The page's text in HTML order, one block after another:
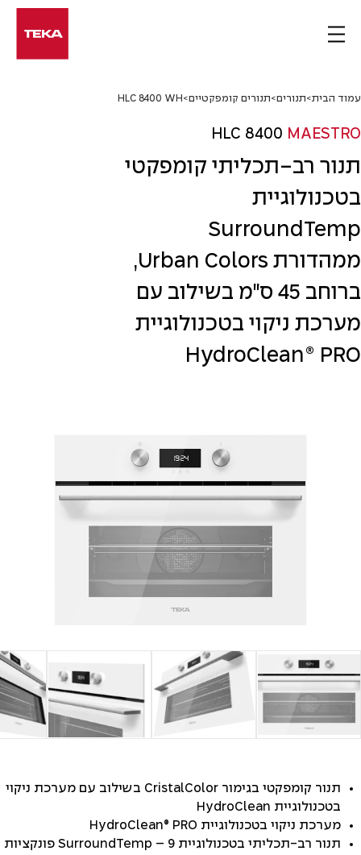
עמוד הבית>תנורים>תנורים קומפקטיים>
HLC 8400 WH
HLC 8400 MAESTRO
תנור רב-תכליתי קומפקטי
בטכנולוגיית
SurroundTemp
ממהדורת Urban Colors,
ברוחב 45 ס"מ בשילוב עם
מערכת ניקוי בטכנולוגיית
HydroClean® PRO
תנור קומפקטי בגימור CristalColor בשילוב עם מערכת ניקוי
בטכנולוגיית HydroClean
מערכת ניקוי בטכנולוגיית HydroClean® PRO
תנור רב-תכליתי בטכנולוגיית SurroundTemp – 9 פונקציות